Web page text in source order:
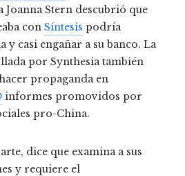
Joanna Stern descubrió que
con Síntesis podría
y casi engañar a su banco. La
por Synthesia también
propaganda en
informes promovidos por
pro-China.
dice que examina a sus
y requiere el